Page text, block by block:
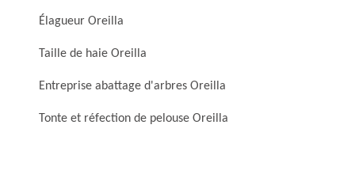
Élagueur Oreilla
Taille de haie Oreilla
Entreprise abattage d'arbres Oreilla
Tonte et réfection de pelouse Oreilla